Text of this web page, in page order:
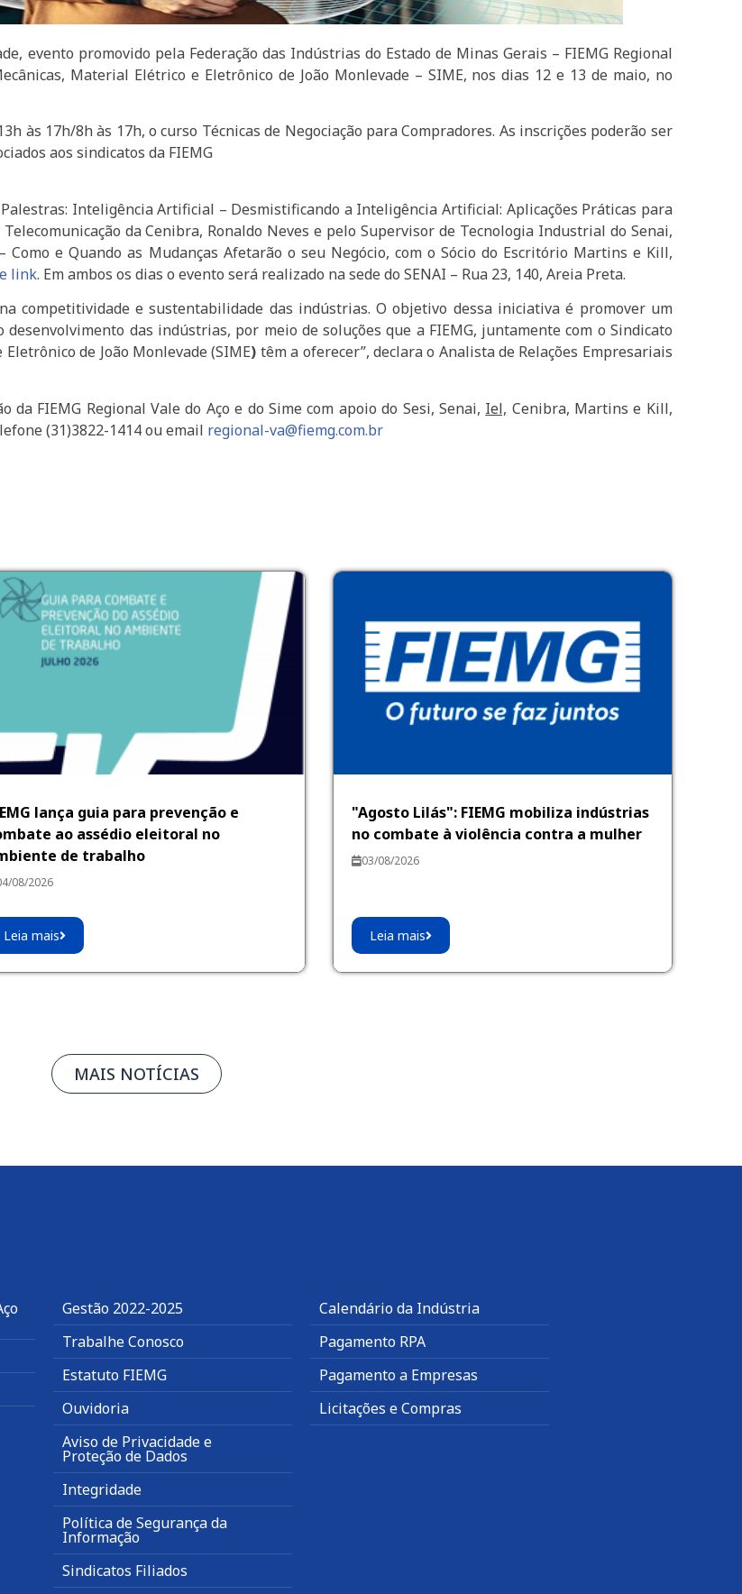
evento promovido pela Federação das Indústrias do Estado de Minas Gerais – FIEMG Regional
Material Elétrico e Eletrônico de João Monlevade – SIME, nos dias 12 e 13 de maio, no
às 17h/8h às 17h, o curso Técnicas de Negociação para Compradores. As inscrições poderão ser
aos sindicatos da FIEMG
Inteligência Artificial – Desmistificando a Inteligência Artificial: Aplicações Práticas para
da Cenibra, Ronaldo Neves e pelo Supervisor de Tecnologia Industrial do Senai,
e Quando as Mudanças Afetarão o seu Negócio, com o Sócio do Escritório Martins e Kill,
link. Em ambos os dias o evento será realizado na sede do SENAI – Rua 23, 140, Areia Preta.
competitividade e sustentabilidade das indústrias. O objetivo dessa iniciativa é promover um
das indústrias, por meio de soluções que a FIEMG, juntamente com o Sindicato
de João Monlevade (SIME) têm a oferecer”, declara o Analista de Relações Empresariais
FIEMG Regional Vale do Aço e do Sime com apoio do Sesi, Senai, Iel, Cenibra, Martins e Kill,
(31)3822-1414 ou email regional-va@fiemg.com.br
lança guia para prevenção e
ao assédio eleitoral no
de trabalho
08/2026
Leia mais
"Agosto Lilás": FIEMG mobiliza indústrias
no combate à violência contra a mulher
03/08/2026
Leia mais
MAIS NOTÍCIAS
Gestão 2022-2025
Trabalhe Conosco
Estatuto FIEMG
Ouvidoria
Aviso de Privacidade e
Proteção de Dados
Integridade
Política de Segurança da
Informação
Sindicatos Filiados
Calendário da Indústria
Pagamento RPA
Pagamento a Empresas
Licitações e Compras